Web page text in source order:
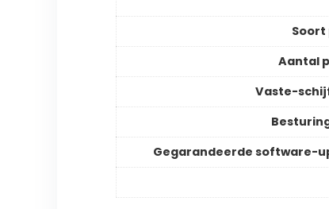
Soort
Aantal
Vaste-
Gegarandeerde software-